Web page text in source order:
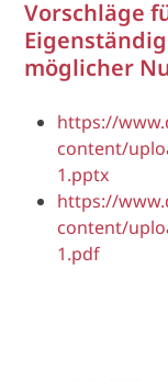
Vorschläge
möglicher
https://
content/
1.pptx
https://
content/
1.pdf